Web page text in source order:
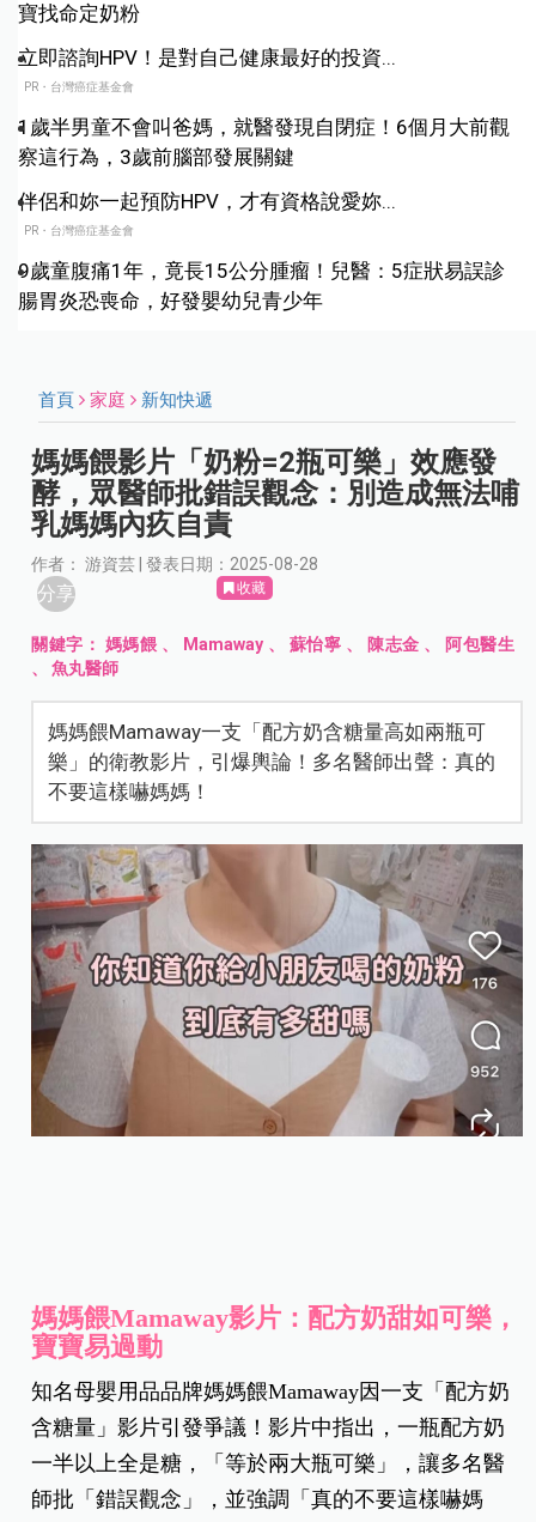
寶找命定奶粉
立即諮詢HPV！是對自己健康最好的投資...
PR・台灣癌症基金會
1歲半男童不會叫爸媽，就醫發現自閉症！6個月大前觀
察這行為，3歲前腦部發展關鍵
伴侶和妳一起預防HPV，才有資格說愛妳...
PR・台灣癌症基金會
9歲童腹痛1年，竟長15公分腫瘤！兒醫：5症狀易誤診
腸胃炎恐喪命，好發嬰幼兒青少年
首頁 家庭 新知快遞
媽媽餵影片「奶粉=2瓶可樂」效應發
酵，眾醫師批錯誤觀念：別造成無法哺
乳媽媽內疚自責
作者： 游資芸 | 發表日期：2025-08-28
分享 收藏
關鍵字： 媽媽餵 、 Mamaway 、 蘇怡寧 、 陳志金 、
阿包醫生
、魚丸醫師
媽媽餵Mamaway一支「配方奶含糖量高如兩瓶可
樂」的衛教影片，引爆輿論！多名醫師出聲：真的
不要這樣嚇媽媽！
媽媽餵Mamaway影片：配方奶甜如可樂，
寶寶易過動
知名母嬰用品品牌媽媽餵Mamaway因一支「配方奶
含糖量」影片引發爭議！影片中指出，一瓶配方奶
一半以上全是糖，「等於兩大瓶可樂」，讓多名醫
師批「錯誤觀念」，並強調「真的不要這樣嚇媽